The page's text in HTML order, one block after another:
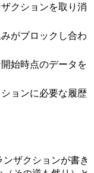
クションを取り消
がブロックし合わ
始時点のデータを
ョンに必要な履歴
ザクションが書き